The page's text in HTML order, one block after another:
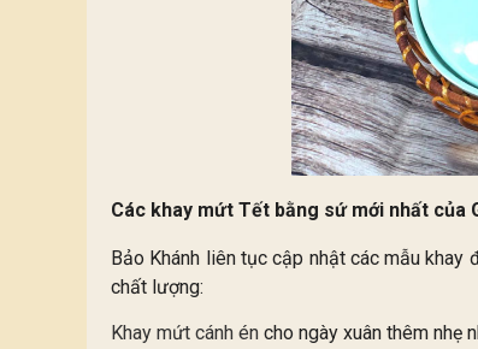
Các khay mứt Tết bằng sứ mới nhất của
Bảo Khánh liên tục cập nhật các mẫu
chất lượng:
Khay mứt cánh én cho ngày xuân thêm nhẹ